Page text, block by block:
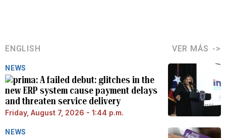
ENGLISH VER MÁS
NEWS
A failed debut: glitches in the
new ERP system cause payment delays
and threaten service delivery
Friday, August 7, 2026 - 1:44 p.m.
NEWS